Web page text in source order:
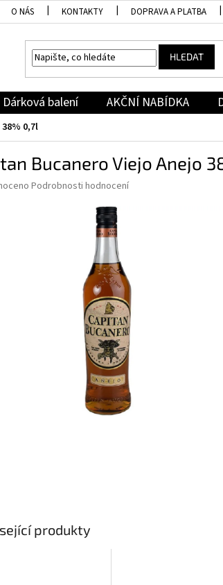
O NÁS KONTAKTY DOPRAVA A PLATBA
HLEDAT
Dárková balení AKČNÍ NABÍDKA
0,7l
Bucanero Viejo Anejo
Podrobnosti hodnocení
produkty